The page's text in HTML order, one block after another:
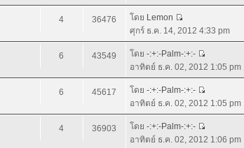
4 36476 โดย Lemon
ศุกร์ ธ.ค. 14, 2012 4:33 pm
6 43549 โดย -:+:-Palm-:+:-
อาทิตย์ ธ.ค. 02, 2012 1:05 pm
6 45617 โดย -:+:-Palm-:+:-
อาทิตย์ ธ.ค. 02, 2012 1:05 pm
4 36903 โดย -:+:-Palm-:+:-
อาทิตย์ ธ.ค. 02, 2012 1:06 pm